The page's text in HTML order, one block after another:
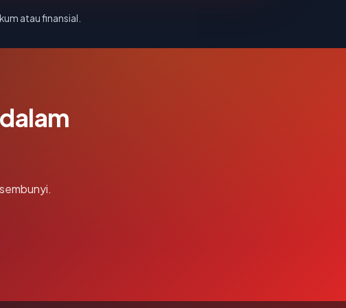
atau finansial.